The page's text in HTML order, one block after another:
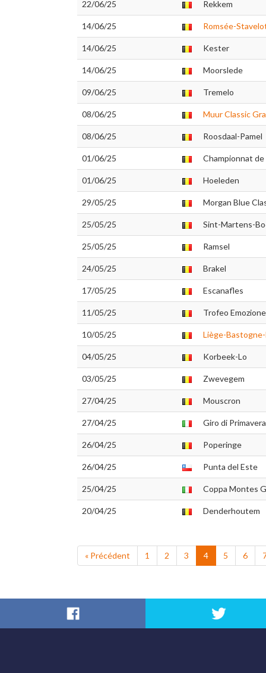
22/06/25 Rekkem
14/06/25 Romsée-
14/06/25 Kester
14/06/25 Moorslede
09/06/25 Tremelo
08/06/25 Muur Classic
08/06/25 Roosdaal-Pamel
01/06/25 Championnat
01/06/25 Hoeleden
29/05/25 Morgan Blue
25/05/25 Sint-Martens-
25/05/25 Ramsel
24/05/25 Brakel
17/05/25 Escanafles
11/05/25 Trofeo Emozione
10/05/25 Liège-
04/05/25 Korbeek-Lo
03/05/25 Zwevegem
27/04/25 Mouscron
27/04/25 Giro di Primavera
26/04/25 Poperinge
26/04/25 Punta del Este
25/04/25 Coppa Montes
20/04/25 Denderhoutem
« Précédent 1 2 3 4 5 6